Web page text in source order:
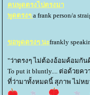
คนพูดตรงไปตรงมา
พูดตรงๆ a frank person/a
ขอพูดตรงๆ นะfrankly
"ว่าตรงๆ ไม่ต้องอ้อมค้อมกัน
To put it bluntly.... ต่อด้วยคว
ที่ว่ามาทั้งหมดนี้ สุภาพ ไม่หย